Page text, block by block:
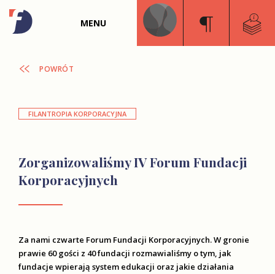
MENU
POWRÓT
FILANTROPIA KORPORACYJNA
Zorganizowaliśmy IV Forum Fundacji
Korporacyjnych
Za nami czwarte Forum Fundacji Korporacyjnych. W gronie
prawie 60 gości z 40 fundacji rozmawialiśmy o tym, jak
fundacje wpierają system edukacji oraz jakie działania